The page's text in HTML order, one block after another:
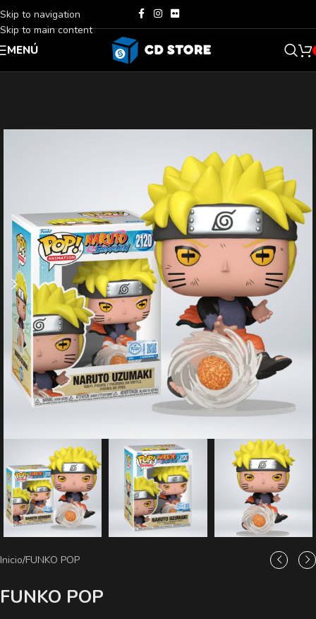
Skip to navigation
Skip to main content
MENÚ
Inicio/FUNKO POP
FUNKO POP